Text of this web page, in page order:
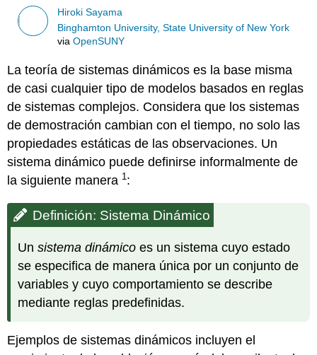
Hiroki Sayama
Binghamton University, State University of New York
viaOpenSUNY
La teoría de sistemas dinámicos es la base misma
de casi cualquier tipo de modelos basados en reglas
de sistemas complejos. Considera que los sistemas
de demostración cambian con el tiempo, no solo las
propiedades estáticas de las observaciones. Un
sistema dinámico puede definirse informalmente de
la siguiente manera 1:
Definición: Sistema Dinámico
Unsistema dinámico es un sistema cuyo estado
se especifica de manera única por un conjunto de
variables y cuyo comportamiento se describe
mediante reglas predefinidas.
Ejemplos de sistemas dinámicos incluyen el